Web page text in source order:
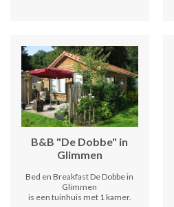
B&B "De Dobbe" in
Glimmen
Bed en Breakfast De Dobbe in
Glimmen
is een tuinhuis met 1 kamer.